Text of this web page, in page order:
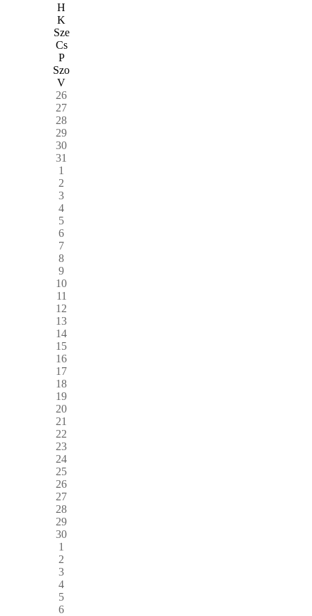
H
K
Sze
Cs
P
Szo
V
26
27
28
29
30
31
1
2
3
4
5
6
7
8
9
10
11
12
13
14
15
16
17
18
19
20
21
22
23
24
25
26
27
28
29
30
1
2
3
4
5
6